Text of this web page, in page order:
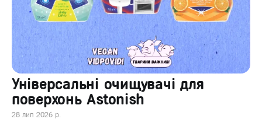
Універсальні очищувачі для
поверхонь Astonish
28 лип 2026 р.